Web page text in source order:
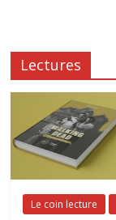
Lectures
Le coin lecture